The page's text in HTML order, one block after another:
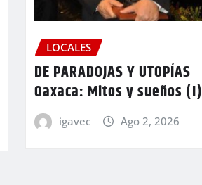
LOCALES
DE PARADOJAS Y UTOPÍAS
Oaxaca: Mitos y sueños (I)
igavec
Ago 2, 2026